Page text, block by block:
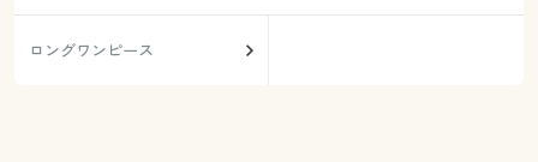
ロングワンピース